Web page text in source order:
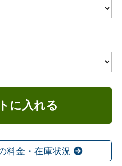
に入れる
料金・在庫状況